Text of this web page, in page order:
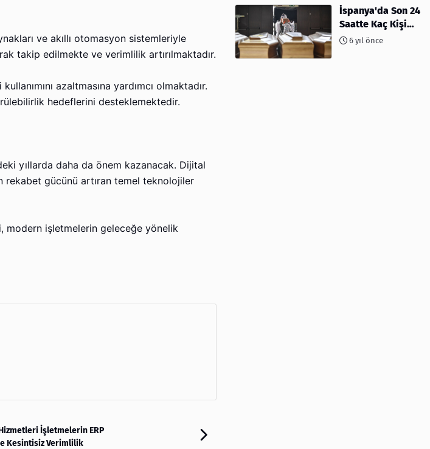
ve akıllı otomasyon sistemleriyle
takip edilmekte ve verimlilik artırılmaktadır.
azaltmasına yardımcı olmaktadır.
hedeflerini desteklemektedir.
yıllarda daha da önem kazanacak. Dijital
rekabet gücünü artıran temel teknolojiler
modern işletmelerin geleceğe yönelik
İşletmelerin ERP
Kesintisiz Verimlilik
İspanya'da Son 24
Saatte Kaç Kişi
Öldü6 yıl önce